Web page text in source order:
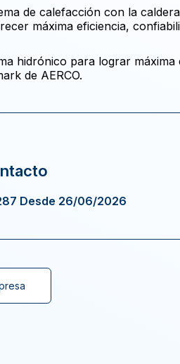
de calefacción con la
máxima eficiencia,
hidrónico para lograr
de AERCO.
Desde 26/06/2026